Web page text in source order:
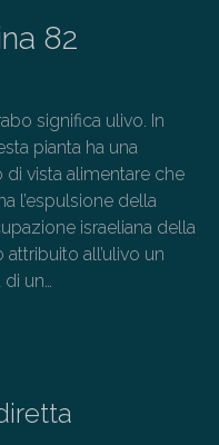
82
significa ulivo. In
pianta ha una
di vista alimentare che
l’espulsione della
israeliana della
all’ulivo un
un…